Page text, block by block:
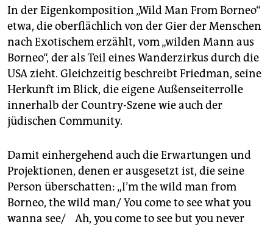
In der Eigenkomposition „Wild Man From Borneo“
etwa, die oberflächlich von der Gier der Menschen
nach Exotischem erzählt, vom „wilden Mann aus
Borneo“, der als Teil eines Wanderzirkus durch die
USA zieht. Gleichzeitig beschreibt Friedman, seine
Herkunft im Blick, die eigene Außenseiterrolle
innerhalb der Country-Szene wie auch der
jüdischen Community.
Damit einhergehend auch die Erwartungen und
Projektionen, denen er ausgesetzt ist, die seine
Person überschatten: „I’m the wild man from
Borneo, the wild man/ You come to see what you
wanna see/ Ah, you come to see but you never